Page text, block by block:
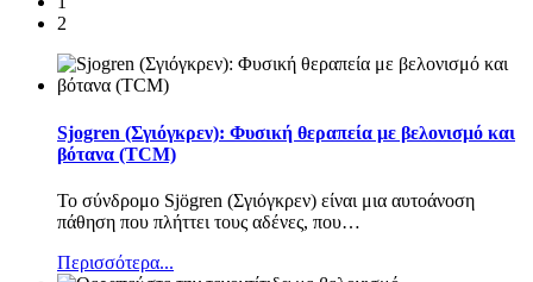
2
Sjogren (Σγιόγκρεν): Φυσική θεραπεία με βελονισμό και
βότανα (TCM)
Το σύνδρομο Sjögren (Σγιόγκρεν) είναι μια αυτοάνοση
πάθηση που πλήττει τους αδένες, που…
Περισσότερα...